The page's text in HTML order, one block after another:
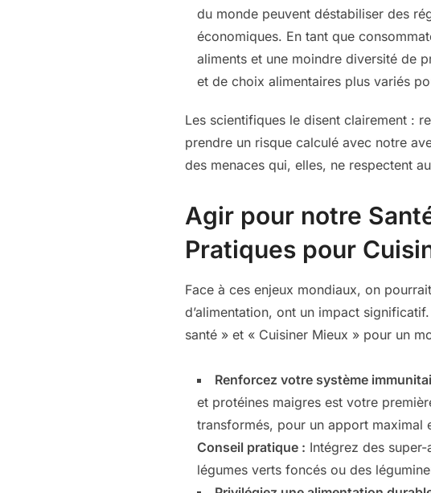
du monde peuvent déstabiliser des
économiques. En tant que
aliments et une moindre diversité de
et de choix alimentaires plus variés
Les scientifiques le disent clairement :
prendre un risque calculé avec notre
des menaces qui, elles, ne respectent
Agir pour notre
Pratiques pour
Face à ces enjeux mondiaux, on
d’alimentation, ont un impact
santé » et « Cuisiner Mieux » pour un
Renforcez votre système
et protéines maigres est votre
transformés, pour un apport maximal
Conseil pratique : Intégrez des
légumes verts foncés ou des